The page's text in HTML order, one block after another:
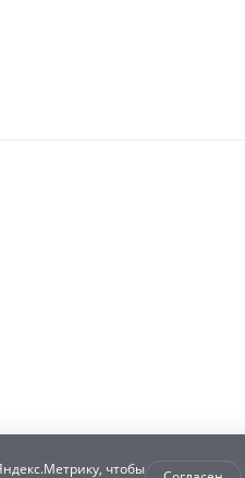
чтобы